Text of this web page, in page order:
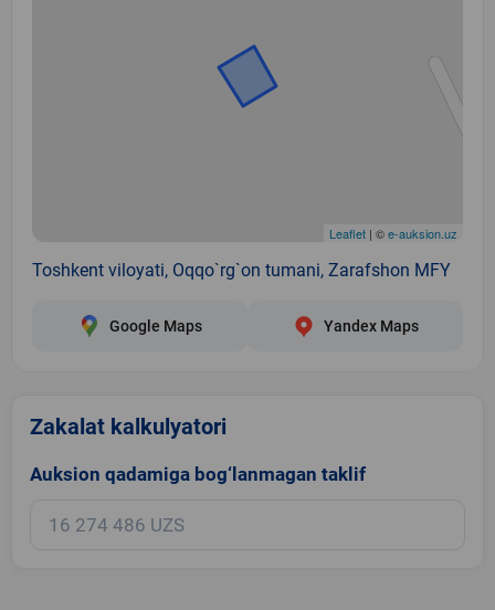
Leaflet | ©e-auksion.uz
Toshkent viloyati, Oqqo`rg`on tumani, Zarafshon MFY
Google Maps Yandex Maps
Zakalat kalkulyatori
Auksion qadamiga bog‘lanmagan taklif